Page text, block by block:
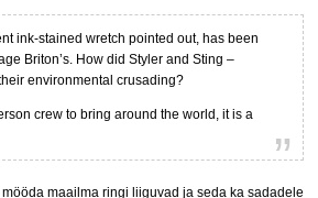
ink-stained wretch pointed out, has been
Briton’s. How did Styler and Sting –
environmental crusading?
crew to bring around the world, it is a
maailma ringi liiguvad ja seda ka sadadele